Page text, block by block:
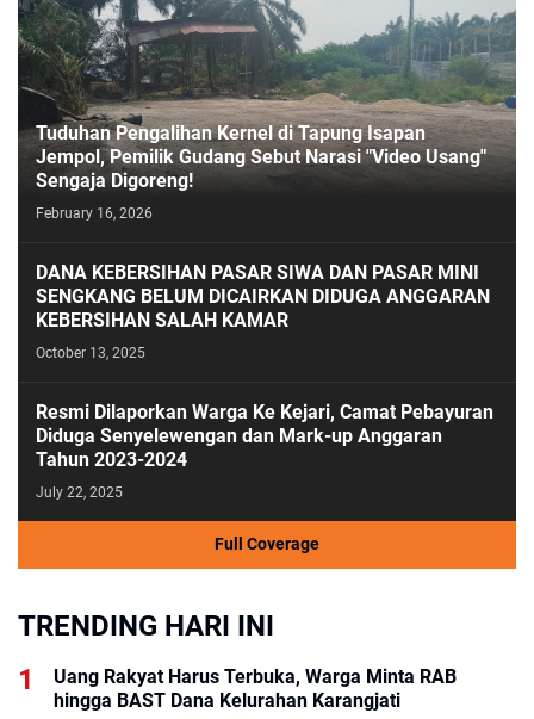
Tuduhan Pengalihan Kernel di Tapung Isapan
Jempol, Pemilik Gudang Sebut Narasi "Video Usang"
Sengaja Digoreng!
February 16, 2026
DANA KEBERSIHAN PASAR SIWA DAN PASAR MINI
SENGKANG BELUM DICAIRKAN DIDUGA ANGGARAN
KEBERSIHAN SALAH KAMAR
October 13, 2025
Resmi Dilaporkan Warga Ke Kejari, Camat Pebayuran
Diduga Senyelewengan dan Mark-up Anggaran
Tahun 2023-2024
July 22, 2025
Full Coverage
TRENDING HARI INI
Uang Rakyat Harus Terbuka, Warga Minta RAB
hingga BAST Dana Kelurahan Karangjati